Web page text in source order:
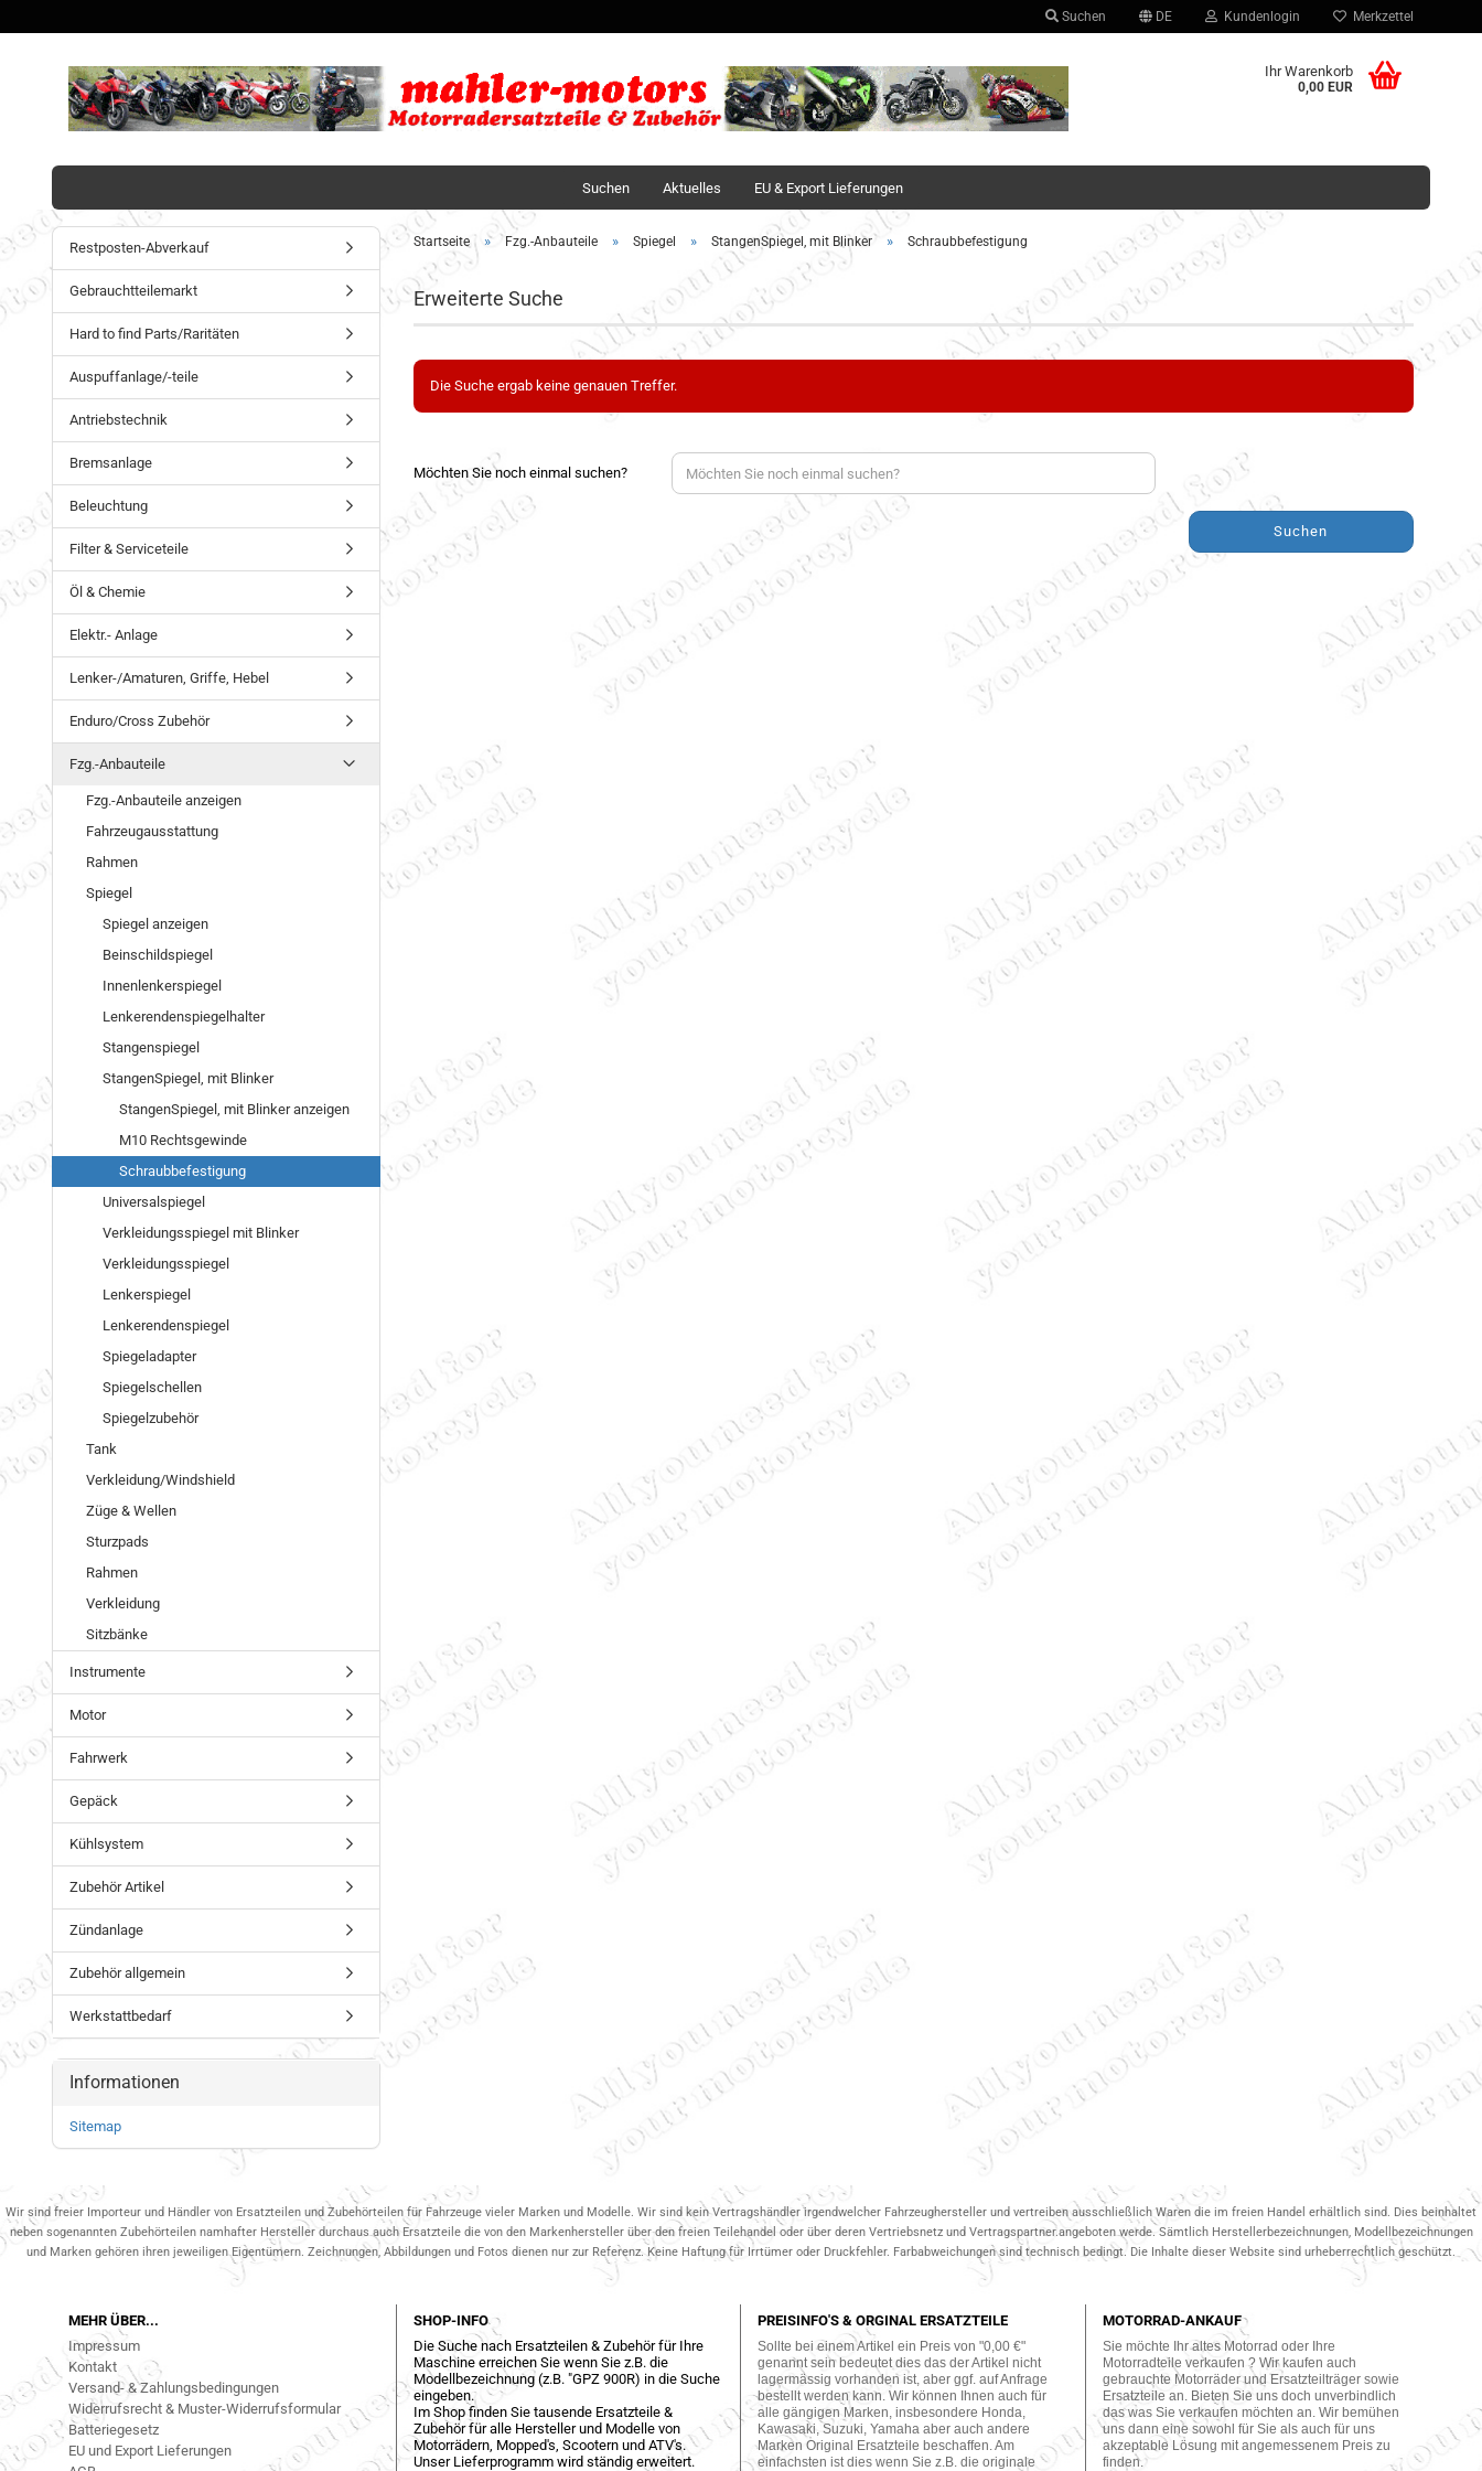
Suchen DE
Sprache auswählen
Kundenlogin
Konto erstellen
Passwort vergessen?
Merkzettel
Ihr Warenkorb
0,00 EUR
Suchen Aktuelles EU & Export Lieferungen
Startseite » Fzg.-Anbauteile » Spiegel » StangenSpiegel, mit Blinker » Schraubbefestigung
Erweiterte Suche
Die Suche ergab keine genauen Treffer.
Möchten Sie noch einmal suchen?
Suchen
Restposten-Abverkauf
Gebrauchtteilemarkt
Hard to find Parts/Raritäten
Auspuffanlage/-teile
Antriebstechnik
Bremsanlage
Beleuchtung
Filter & Serviceteile
Öl & Chemie
Elektr.- Anlage
Lenker-/Amaturen, Griffe, Hebel
Enduro/Cross Zubehör
Fzg.-Anbauteile
Fzg.-Anbauteile anzeigen
Fahrzeugausstattung
Rahmen
Spiegel
Spiegel anzeigen
Beinschildspiegel
Innenlenkerspiegel
Lenkerendenspiegelhalter
Stangenspiegel
StangenSpiegel, mit Blinker
StangenSpiegel, mit Blinker anzeigen
M10 Rechtsgewinde
Schraubbefestigung
Universalspiegel
Verkleidungsspiegel mit Blinker
Verkleidungsspiegel
Lenkerspiegel
Lenkerendenspiegel
Spiegeladapter
Spiegelschellen
Spiegelzubehör
Tank
Verkleidung/Windshield
Züge & Wellen
Sturzpads
Rahmen
Verkleidung
Sitzbänke
Instrumente
Motor
Fahrwerk
Gepäck
Kühlsystem
Zubehör Artikel
Zündanlage
Zubehör allgemein
Werkstattbedarf
Informationen
Sitemap
Wir sind freier Importeur und Händler von Ersatzteilen und Zubehörteilen für Fahrzeuge vieler Marken und Modelle. Wir sind kein Vertragshändler irgendwelcher Fahrzeughersteller und vertreiben ausschließlich Waren die im freien Handel erhältlich sind. Dies beinhaltet
neben sogenannten Zubehörteilen namhafter Hersteller durchaus auch Ersatzteile die von den Markenhersteller über den freien Teilehandel oder über deren Vertriebsnetz und Vertragspartner.angeboten werde. Sämtlich Herstellerbezeichnungen, Modellbezeichnungen
und Marken gehören ihren jeweiligen Eigentümern. Zeichnungen, Abbildungen und Fotos dienen nur zur Referenz. Keine Haftung für Irrtümer oder Druckfehler. Farbabweichungen sind technisch bedingt. Die Inhalte dieser Website sind urheberrechtlich geschützt.
MEHR ÜBER...
Impressum
Kontakt
Versand- & Zahlungsbedingungen
Widerrufsrecht & Muster-Widerrufsformular
Batteriegesetz
EU und Export Lieferungen
SHOP-INFO
Die Suche nach Ersatzteilen & Zubehör für Ihre
Maschine erreichen Sie wenn Sie z.B. die
Modellbezeichnung (z.B. "GPZ 900R) in die Suche
eingeben.
Im Shop finden Sie tausende Ersatzteile &
Zubehör für alle Hersteller und Modelle von
Motorrädern, Mopped's, Scootern und ATV's.
Unser Lieferprogramm wird ständig erweitert.
PREISINFO'S & ORGINAL ERSATZTEILE
Sollte bei einem Artikel ein Preis von "0,00 €"
genannt sein bedeutet dies das der Artikel nicht
lagermässig vorhanden ist, aber ggf. auf Anfrage
bestellt werden kann. Wir können Ihnen auch für
alle gängigen Marken, insbesondere Honda,
Kawasaki, Suzuki, Yamaha aber auch andere
Marken Original Ersatzteile beschaffen. Am
einfachsten ist dies wenn Sie z.B. die originale
MOTORRAD-ANKAUF
Sie möchte Ihr altes Motorrad oder Ihre
Motorradteile verkaufen ? Wir kaufen auch
gebrauchte Motorräder und Ersatzteilträger sowie
Ersatzteile an. Bieten Sie uns doch unverbindlich
das was Sie verkaufen möchten an. Wir bemühen
uns dann eine sowohl für Sie als auch für uns
akzeptable Lösung mit angemessenem Preis zu
finden.